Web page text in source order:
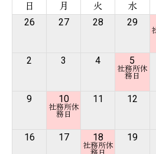
日 月 火 水
26
27 28 29
2 3 4 5
9 10 11 12
16 17 18 19